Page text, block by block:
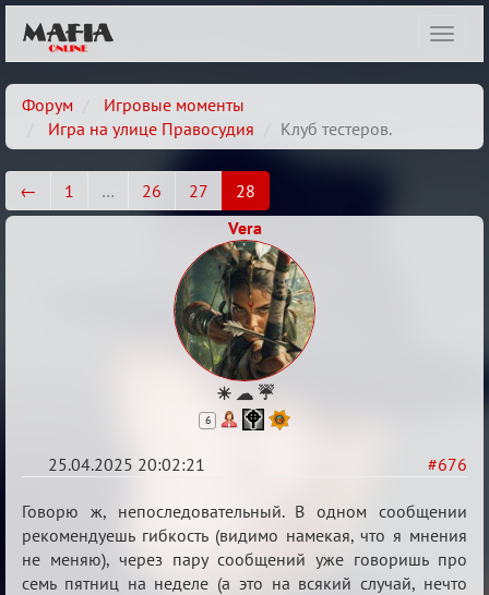
Форум
Игровые моменты
Игра на улице Правосудия
Клуб тестеров.
← 1 … 26 27
28
Vera
☀ ☁ ☔
6
#676
25.04.2025 20:02:21
Re:
Клуб
тестеров.
Говорю ж, непоследовательный. В одном сообщении
рекомендуешь гибкость (видимо намекая, что я мнения
не меняю), через пару сообщений уже говоришь про
семь пятниц на неделе (а это на всякий случай, нечто